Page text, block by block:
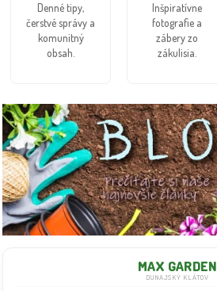
MAX GARDEN
DUNAJSKÝ KLÁTOV
Denné tipy,
čerstvé správy a
komunitný
obsah.
Inšpiratívne
fotografie a
zábery zo
zákulisia.